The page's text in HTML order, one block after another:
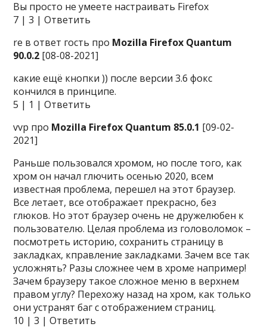
Вы просто не умеете настраивать Firefox
7 | 3 | Ответить
re в ответ гость про Mozilla Firefox Quantum
90.0.2 [08-08-2021]
какие ещё кнопки )) после версии 3.6 фокс
кончился в принципе.
5 | 1 | Ответить
vvp про Mozilla Firefox Quantum 85.0.1 [09-02-
2021]
Раньше пользовался хромом, но после того, как
хром он начал глючить осенью 2020, всем
известная проблема, перешел на этот браузер.
Все летает, все отображает прекрасно, без
глюков. Но этот браузер очень не дружелюбен к
пользователю. Целая проблема из головоломок –
посмотреть историю, сохранить страницу в
закладках, кправление закладками. Зачем все так
усложнять? Разы сложнее чем в хроме например!
Зачем браузеру такое сложное меню в верхнем
правом углу? Перехожу назад на хром, как только
они устранят баг с отображением страниц.
10 | 3 | Ответить